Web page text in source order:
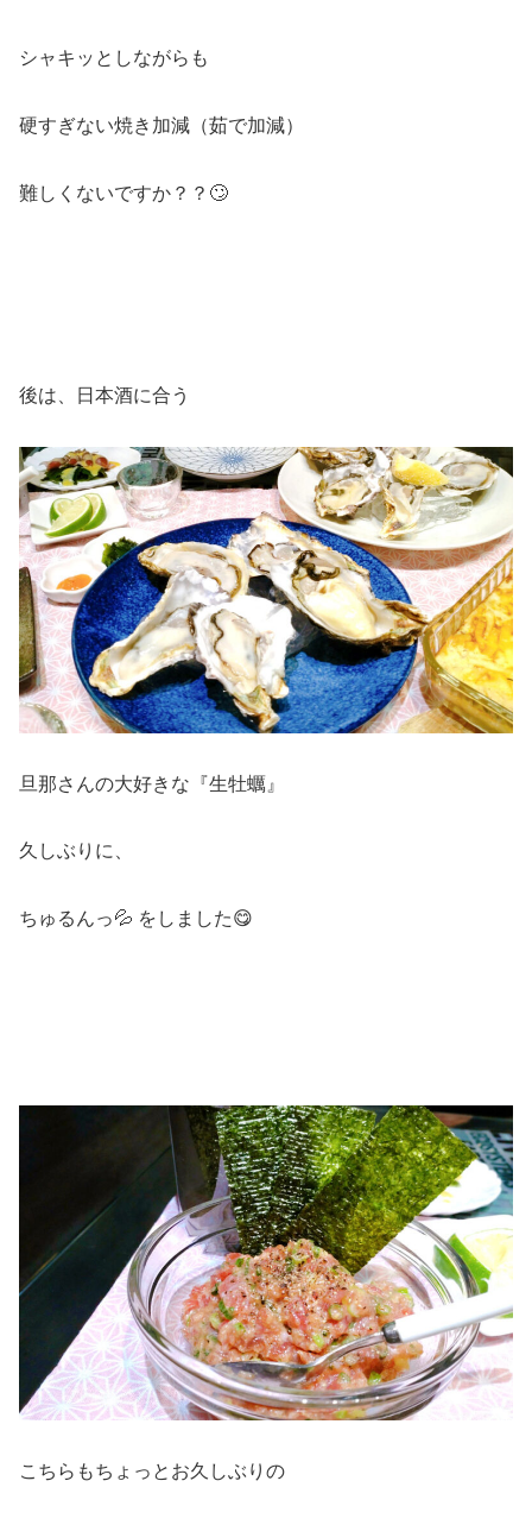
シャキッとしながらも
硬すぎない焼き加減（茹で加減）
難しくないですか？？🙄
後は、日本酒に合う
旦那さんの大好きな『生牡蠣』
久しぶりに、
ちゅるんっ💦 をしました😋
こちらもちょっとお久しぶりの